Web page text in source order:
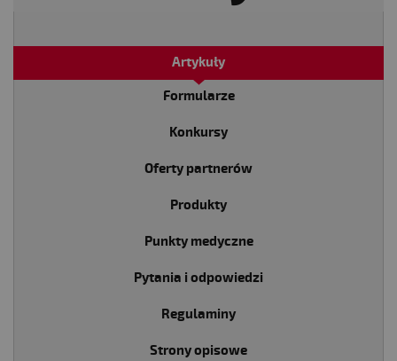
Artykuły
Formularze
Konkursy
Oferty partnerów
Produkty
Punkty medyczne
Pytania i odpowiedzi
Regulaminy
Strony opisowe